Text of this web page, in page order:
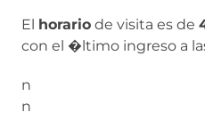
El horario de visita es de
con el �ltimo ingreso a
n
n